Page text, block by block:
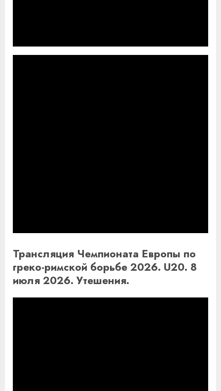
Трансляция Чемпионата Европы по
греко-римской борьбе 2026. U20. 8
июля 2026. Утешения.